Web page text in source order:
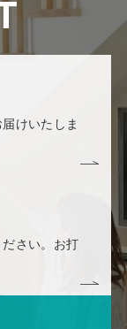
けいたしま
さい。お打